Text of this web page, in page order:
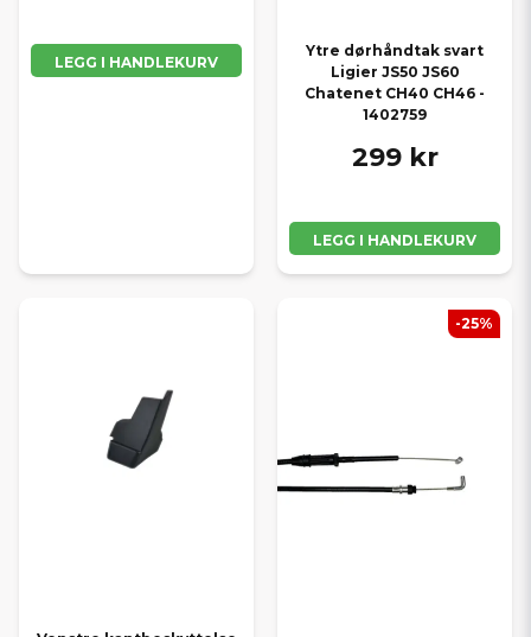
LEGG I HANDLEKURV
Ytre dørhåndtak svart
Ligier JS50 JS60
Chatenet CH40 CH46 -
1402759
299 kr
LEGG I HANDLEKURV
-25%